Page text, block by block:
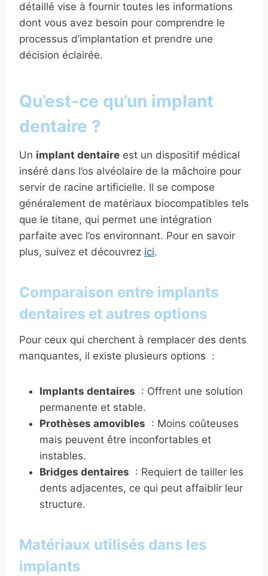
détaillé vise à fournir toutes les informations
dont vous avez besoin pour comprendre le
processus d’implantation et prendre une
décision éclairée.
Qu’est-ce qu’un implant
dentaire ?
Un implant dentaire est un dispositif médical
inséré dans l’os alvéolaire de la mâchoire pour
servir de racine artificielle. Il se compose
généralement de matériaux biocompatibles tels
que le titane, qui permet une intégration
parfaite avec l’os environnant. Pour en savoir
plus, suivez et découvrez ici.
Comparaison entre implants
dentaires et autres options
Pour ceux qui cherchent à remplacer des dents
manquantes, il existe plusieurs options :
Implants dentaires : Offrent une solution
permanente et stable.
Prothèses amovibles : Moins coûteuses
mais peuvent être inconfortables et
instables.
Bridges dentaires : Requiert de tailler les
dents adjacentes, ce qui peut affaiblir leur
structure.
Matériaux utilisés dans les
implants